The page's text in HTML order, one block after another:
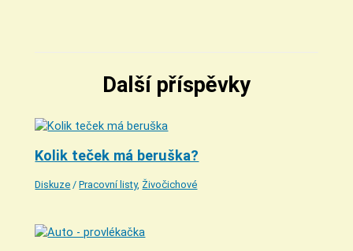
Další příspěvky
Kolik teček má beruška?
Diskuze /Pracovní listy, Živočichové